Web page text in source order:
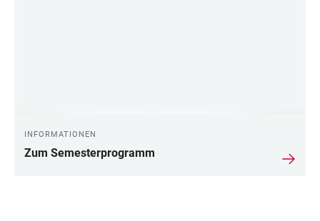
INFORMATIONEN
Zum Semesterprogramm